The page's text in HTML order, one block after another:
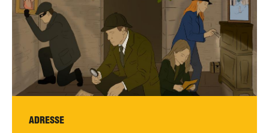
ADRESSE